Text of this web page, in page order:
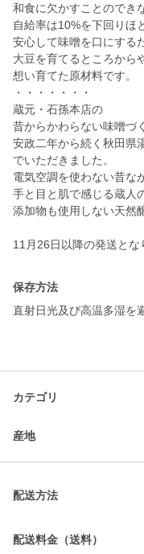
和食に欠かすことのでき
自給率は10%を下回りほ
安心して味噌を口にする
大豆を育てるところから
想い育てた原材料です。
・・・・・・・
蔵元・石孫本店の
昔からかわらない味噌づ
安政二年から続く秋田県
でいただきました。
電気空調を使わない昔な
手と目と肌で感じる蔵人
添加物も使用しない天然
11月26日以降の発送とな
保存方法
直射日光及び高温多湿を
カテゴリ
産地
配送方法
配送料金（送料）